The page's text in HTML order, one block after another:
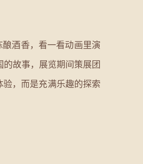
酒香，看一看动画里演
故事，展览期间策展团
验，而是充满乐趣的探索